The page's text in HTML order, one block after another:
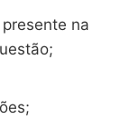
presente na